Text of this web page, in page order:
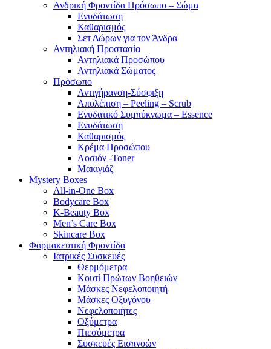
Ανδρική Φροντίδα Πρόσωπο – Σώμα
Ενυδάτωση
Καθαρισμός
Σετ Δώρων για τον Άνδρα
Αντηλιακή Προστασία
Αντηλιακά Προσώπου
Αντηλιακά Σώματος
Πρόσωπο
Αντιγήρανση-Σύσφιξη
Απολέπιση – Peeling – Scrub
Ενυδατικό Συμπύκνωμα – Essence
Ενυδάτωση
Καθαρισμός
Κρέμα Προσώπου
Λοσιόν -Toner
Μακιγιάζ
Mystery Boxes
All-in-One Box
Bodycare Box
K-Beauty Box
Men’s Care Box
Skincare Box
Φαρμακευτική Φροντίδα
Ιατρικές Συσκευές
Θερμόμετρα
Κουτί Πρώτων Βοηθειών
Μάσκες Νεφελοποιητή
Μάσκες Οξυγόνου
Νεφελοποιήτες
Οξύμετρα
Πιεσόμετρα
Συσκευές Εισπνοών